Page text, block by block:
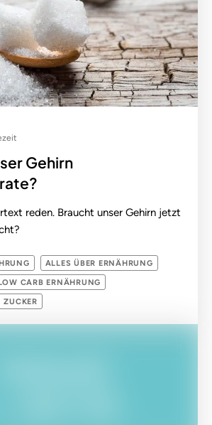
Gehirn
reden. Braucht unser Gehirn jetzt
ALLES ÜBER ERNÄHRUNG
CARB ERNÄHRUNG
ZUCKER